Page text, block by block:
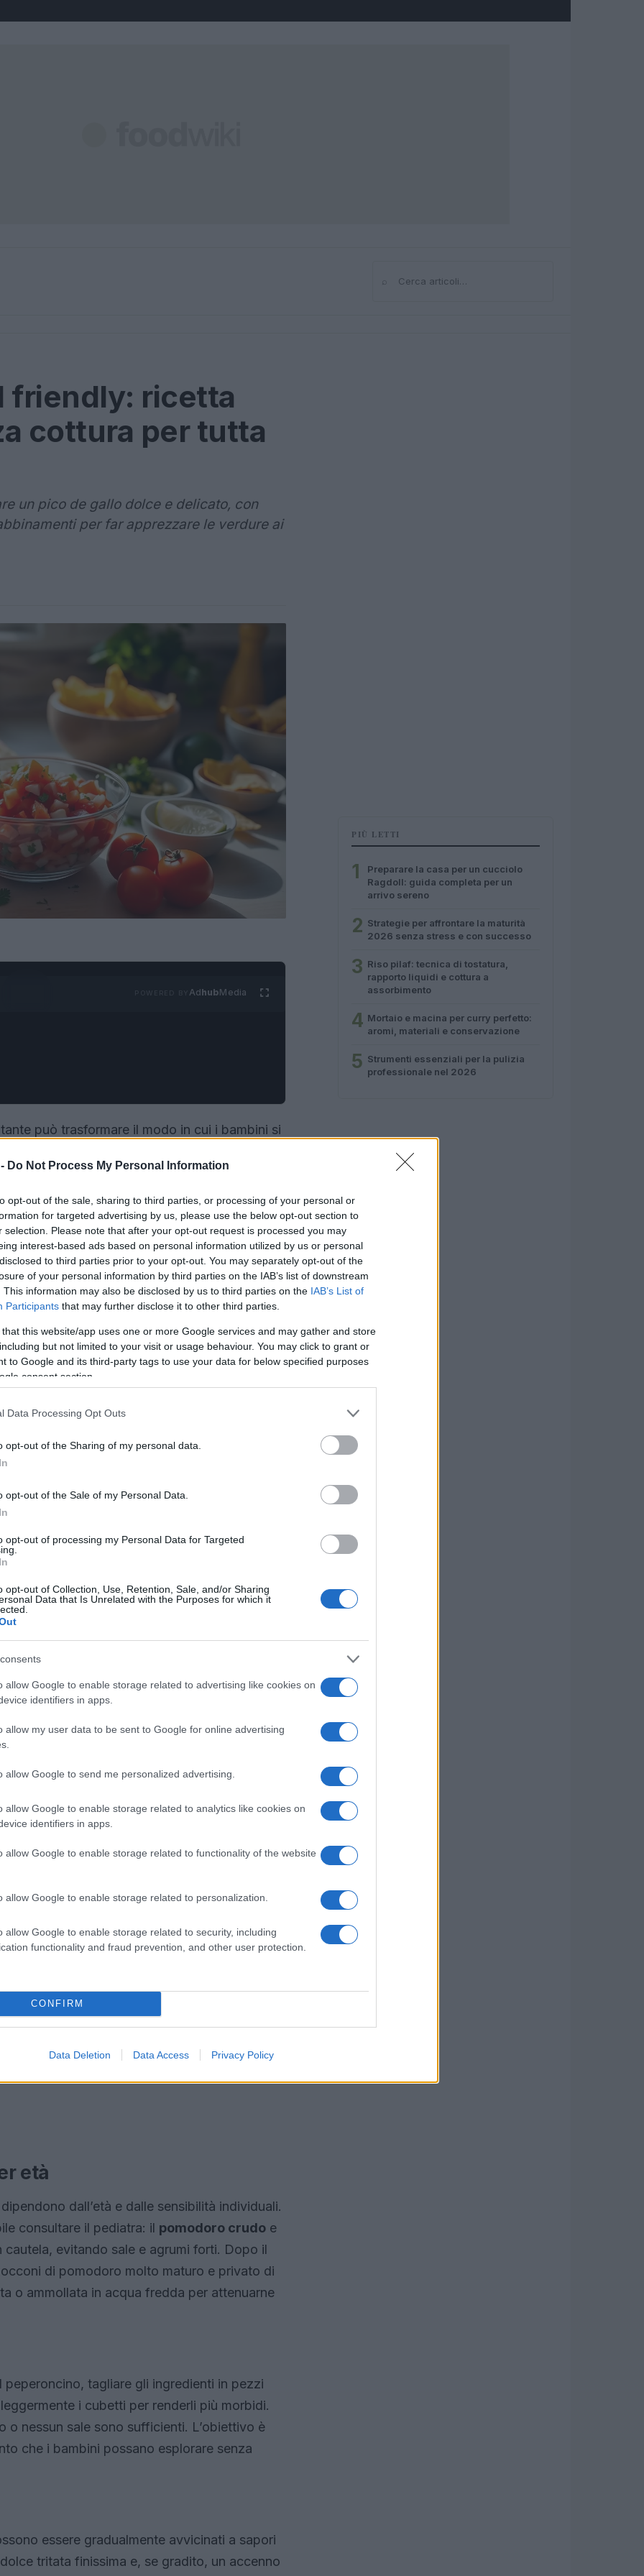
Do Not Process My Personal Information
opt-out of the sale, sharing to third parties, or processing of your personal or
for targeted advertising by us, please use the below opt-out section to
selection. Please note that after your opt-out request is processed you may
interest-based ads based on personal information utilized by us or personal
to third parties prior to your opt-out. You may separately opt-out of the
of your personal information by third parties on the IAB’s list of downstream
This information may also be disclosed by us to third parties on the IAB’s List of
Participants that may further disclose it to other third parties.
that this website/app uses one or more Google services and may gather and store
but not limited to your visit or usage behaviour. You may click to grant or
to Google and its third-party tags to use your data for below specified purposes
consent section.
Data Processing Opt Outs
opt-out of the Sharing of my personal data.
opt-out of the Sale of my Personal Data.
opt-out of processing my Personal Data for Targeted
opt-out of Collection, Use, Retention, Sale, and/or Sharing
Data that Is Unrelated with the Purposes for which it
allow Google to enable storage related to advertising like cookies on
identifiers in apps.
allow my user data to be sent to Google for online advertising
allow Google to send me personalized advertising.
allow Google to enable storage related to analytics like cookies on
identifiers in apps.
allow Google to enable storage related to functionality of the website
allow Google to enable storage related to personalization.
allow Google to enable storage related to security, including
functionality and fraud prevention, and other user protection.
CONFIRM
Data Deletion Data Access Privacy Policy
Cerca
friendly: ricetta
cottura per tutta
un pico de gallo dolce e delicato, con
per far apprezzare le verdure ai
AdhubMedia
può trasformare il modo in cui i bambini si
agrume e peperoncino; qui lo rendiamo
sapori, consistenze e ingredienti per
che cosa è il
senza cottura
e suggerimenti per presentarlo
precauzioni igieniche e note nutrizionali per
i bambini
di verdure che mantiene una consistenza
di cipolla dolce, erbe aromatiche e il tocco
a piccoli bocconi è spesso più
porzioni di legume o insalata, perché risulta
esplorare con gli occhi.
apporta acqua,
migliora l’assorbimento del ferro.
mantiene sapore senza eccedere in
leggero rispetto alle salse industriali.
età
dall’età e dalle sensibilità individuali.
consultare il pediatra: il pomodoro crudo e
evitando sale e agrumi forti. Dopo il
di pomodoro molto maturo e privato di
o ammollata in acqua fredda per attenuarne
tagliare gli ingredienti in pezzi
i cubetti per renderli più morbidi.
o nessun sale sono sufficienti. L’obiettivo è
che i bambini possano esplorare senza
essere gradualmente avvicinati a sapori
tritata finissima e, se gradito, un accenno
PIÙ LETTI
1
Preparare la casa per un cucciolo
Ragdoll: guida completa per un
arrivo sereno
2 Strategie per affrontare la maturità
2026 senza stress e con successo
3 Riso pilaf: tecnica di tostatura,
rapporto liquidi e cottura a
assorbimento
4 Mortaio e macina per curry perfetto:
aromi, materiali e conservazione
5 Strumenti essenziali per la pulizia
professionale nel 2026